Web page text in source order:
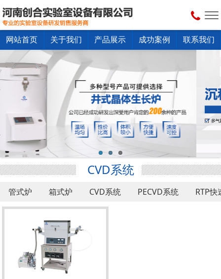
网站首页 关于我们 产品展示 成功案例 联系我们
CVD系统
管式炉 箱式炉 CVD系统 PECVD系统
RTP快
真空干燥箱
配套设备